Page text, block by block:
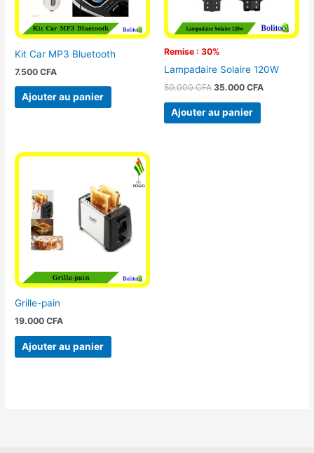
Kit Car MP3 Bluetooth
7.500CFA
Ajouter au panier
Remise : 30%
Lampadaire Solaire 120W
50.000CFA 35.000 CFA
Ajouter au panier
Grille-pain
19.000CFA
Ajouter au panier